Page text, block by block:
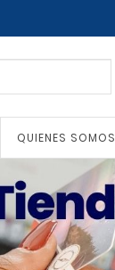
QUIENES SOMOS